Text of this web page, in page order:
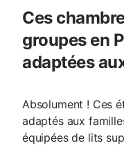
Ces
groupes en
adaptées
Absolument ! Ces
adaptés aux
équipées de lits